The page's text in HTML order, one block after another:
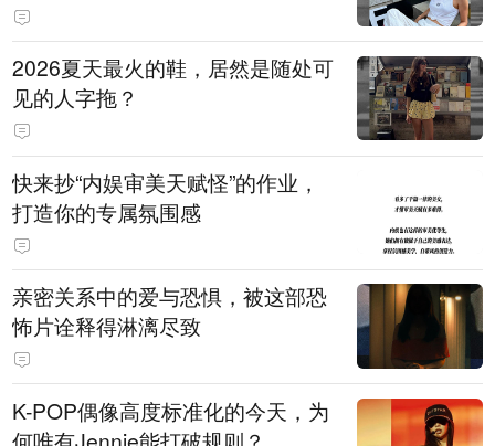
2026夏天最火的鞋，居然是随处可
见的人字拖？
快来抄“内娱审美天赋怪”的作业，
打造你的专属氛围感
亲密关系中的爱与恐惧，被这部恐
怖片诠释得淋漓尽致
K-POP偶像高度标准化的今天，为